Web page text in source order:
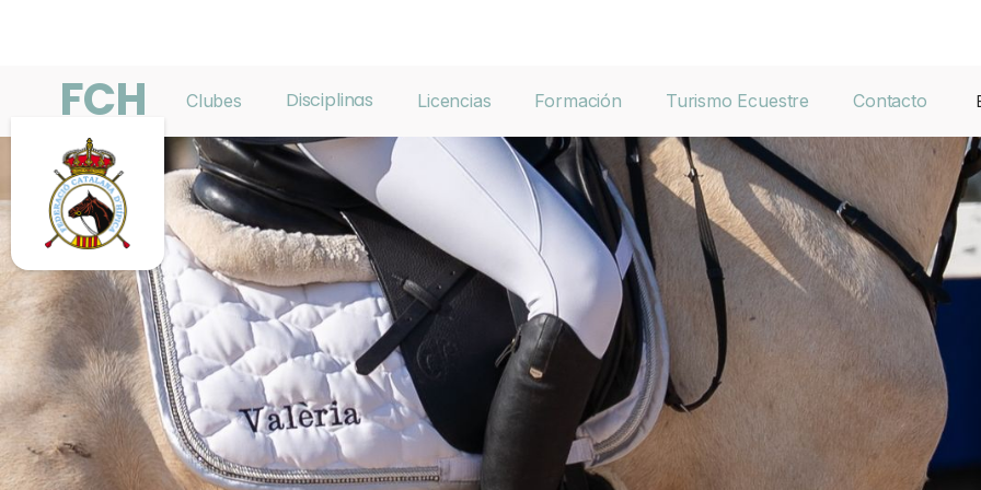
FCH Clubes Disciplinas Licencias Formación Turismo Ecuestre Contacto